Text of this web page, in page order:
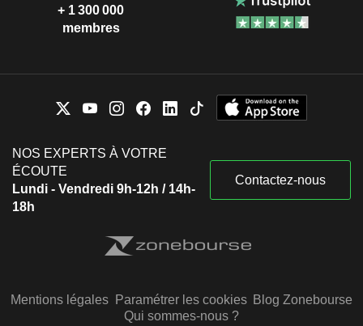
+ 1 300 000
membres
NOS EXPERTS À VOTRE
ÉCOUTE
Lundi - Vendredi 9h-12h / 14h-
18h
Contactez-nous
Mentions légales Paramétrer les cookies Blog Zonebourse
Qui sommes-nous ?